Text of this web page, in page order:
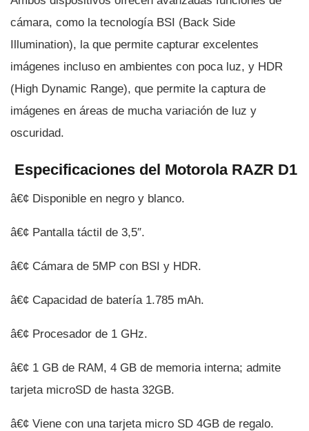
cámara, como la tecnologí­a BSI (Back Side
Illumination), la que permite capturar excelentes
imágenes incluso en ambientes con poca luz, y HDR
(High Dynamic Range), que permite la captura de
imágenes en áreas de mucha variación de luz y
oscuridad.
Especificaciones del Motorola RAZR D1
â€¢ Disponible en negro y blanco.
â€¢ Pantalla táctil de 3,5″.
â€¢ Cámara de 5MP con BSI y HDR.
â€¢ Capacidad de baterí­a 1.785 mAh.
â€¢ Procesador de 1 GHz.
â€¢ 1 GB de RAM, 4 GB de memoria interna; admite
tarjeta microSD de hasta 32GB.
â€¢ Viene con una tarjeta micro SD 4GB de regalo.